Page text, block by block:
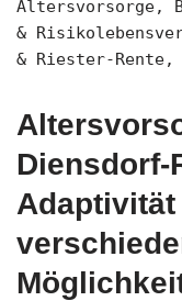
Altersvorsorge,
&
& Riester-
Diensdorf-
Adaptivität